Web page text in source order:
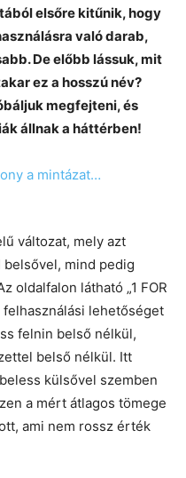
elsőre kitűnik, hogy
való darab,
De előbb lássuk, mit
ez a hosszú név?
megfejteni, és
állnak a háttérben!
változat, mely azt
mind pedig
oldalfalon látható „1 FOR
felhasználási lehetőséget
felnin belső nélkül,
belső nélkül. Itt
külsővel szemben
a mért átlagos tömege
ami nem rossz érték